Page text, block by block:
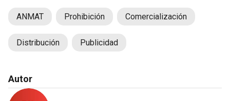
ANMAT Prohibición Comercialización
Distribución Publicidad
Autor